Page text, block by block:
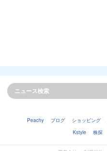
Peachy ブログ ショッピング
Kstyle
株探